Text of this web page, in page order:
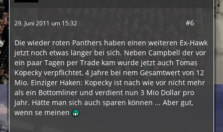
29. Juni 2011 um 15:32 #6
Die wieder roten Panthers haben einen weiteren Ex-Hawk
jetzt noch etwas länger bei sich. Neben Campbell der vor
ein paar Tagen per Trade kam wurde jetzt auch Tomas
Kopecky verpflichtet, 4 Jahre bei nem Gesamtwert von 12
Mio. Einziger Haken: Kopecky ist nach wie vor nicht mehr
als ein Bottomliner und verdient nun 3 Mio Dollar pro
Jahr. Hätte man sich auch sparen können ... Aber gut,
wenn se meinen